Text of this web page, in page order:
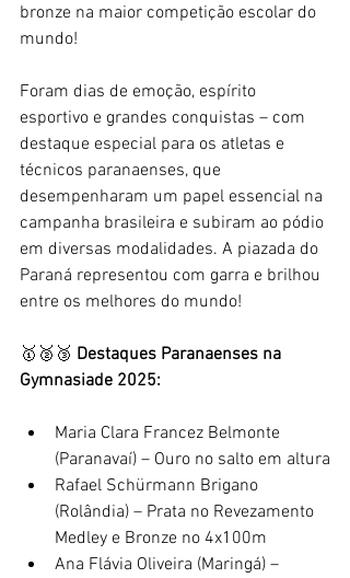
bronze na maior competição escolar do
mundo!
Foram dias de emoção, espírito
esportivo e grandes conquistas – com
destaque especial para os atletas e
técnicos paranaenses, que
desempenharam um papel essencial na
campanha brasileira e subiram ao pódio
em diversas modalidades. A piazada do
Paraná representou com garra e brilhou
entre os melhores do mundo!
🥇🥈🥉 Destaques Paranaenses na
Gymnasiade 2025:
Maria Clara Francez Belmonte
(Paranavaí) – Ouro no salto em altura
Rafael Schürmann Brigano
(Rolândia) – Prata no Revezamento
Medley e Bronze no 4x100m
Ana Flávia Oliveira (Maringá) –